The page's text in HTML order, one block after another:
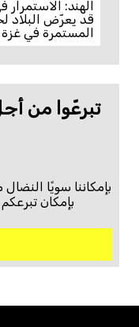
الهند:
قد يعرّض البلاد
المستمرة في
تبرعّوا من
بإمكاننا سويًا
بإمكان